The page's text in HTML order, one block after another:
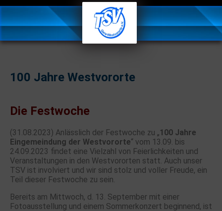
100 Jahre Westvororte
Die Festwoche
(31.08.2023) Anlässlich der Festwoche zu „100 Jahre
Eingemeindung der Westvororte“ vom 13.09. bis
24.09.2023 findet eine Vielzahl von Feierlichkeiten und
Veranstaltungen in den Westvororten statt. Auch unser
TSV ist involviert und wir sind stolz und voller Freude, ein
Teil dieser Festwoche zu sein.
Bereits am Mittwoch, d. 13. September mit einer
Fotoausstellung und einem Sommerkonzert beginnend, ist